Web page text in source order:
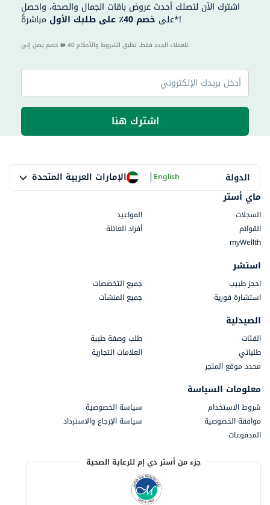
اشترك الآن لتصلك أحدث عروض باقات الجمال والصحة، واحصل
على خصم 40٪ على طلبك الأول مباشرةً*!
40 للعملاء الجدد فقط. تطبق الشروط والأحكام.
اشترك هنا
الدولة الإمارات العربية المتحدة |English
ماي أستر
السجلات
المواعيد
القوائم
أفراد العائلة
myWellth
استشر
احجز طبيب
جميع التخصصات
استشارة فورية
جميع المنشآت
الصيدلية
الفئات
طلب وصفة طبية
طلباتي
العلامات التجارية
محدد موقع المتجر
معلومات السياسة
شروط الاستخدام
سياسة الخصوصية
موافقة الخصوصية
سياسة الإرجاع والاسترداد
المدفوعات
جزء من أستر دي إم للرعاية الصحية